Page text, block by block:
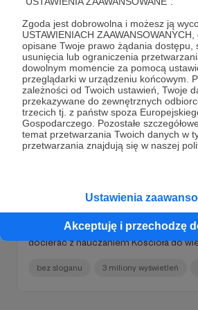
Zgoda jest dobrowolna i możesz ją
USTAWIENIACH
opisane Twoje prawo żądania dostępu,
usunięcia lub ograniczenia
dowolnym momencie za pomocą
przeglądarki w urządzeniu końcowym.
zależności od Twoich ustawień, Twoje
przekazywane do zewnętrznych
trzecich tj. z państw spoza
Gospodarczego. Pozostałe
temat przetwarzania Twoich danych w
przetwarzania znajdują się w naszej
Ustawienia
Akceptuję i przechodzę
Dziękujemy :) 3 mln
Miło nam Państwa poinformować, że
wyświetliło już ponad 3 mln osób.
docierać z nauczaniem Kościoła do
bez sloganu 3 miliony wyświetleń